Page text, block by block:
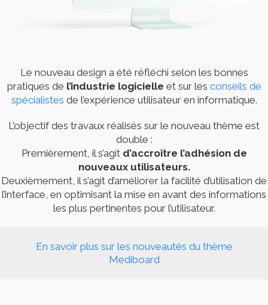
Le nouveau design a été réfléchi selon les bonnes
pratiques de l’industrie logicielle et sur les conseils de
spécialistes de l’expérience utilisateur en informatique.
L’objectif des travaux réalisés sur le nouveau thème est
double :
Premièrement, il s’agit d’accroître l’adhésion de
nouveaux utilisateurs.
Deuxièmement, il s’agit d’améliorer la facilité d’utilisation de
l’interface, en optimisant la mise en avant des informations
les plus pertinentes pour l’utilisateur.
En savoir plus sur les nouveautés du thème
Mediboard